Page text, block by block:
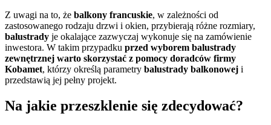
Z uwagi na to, że balkony francuskie, w zależności od
zastosowanego rodzaju drzwi i okien, przybierają różne rozmiary,
balustrady je okalające zazwyczaj wykonuje się na zamówienie
inwestora. W takim przypadku przed wyborem balustrady
zewnętrznej warto skorzystać z pomocy doradców firmy
Kobamet, którzy określą parametry balustrady balkonowej i
przedstawią jej pełny projekt.
Na jakie przeszklenie się zdecydować?